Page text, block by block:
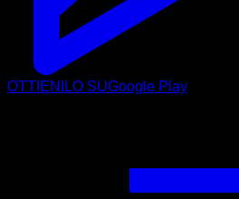
OTTIENILO SUGoogle Play